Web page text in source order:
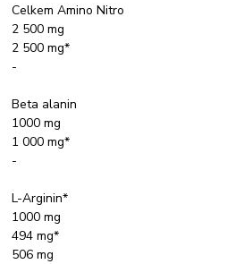
Celkem Amino Nitro
2 500 mg
2 500 mg*
-
Beta alanin
1000 mg
1 000 mg*
-
L-Arginin*
1000 mg
494 mg*
506 mg